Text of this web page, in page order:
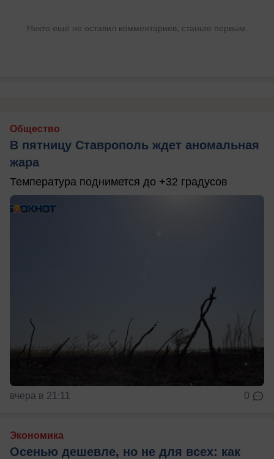
Никто ещё не оставил комментариев, станьте первым.
Общество
В пятницу Ставрополь ждет аномальная
жара
Температура поднимется до +32 градусов
вчера в 21:11 0
Экономика
Осенью дешевле, но не для всех: как